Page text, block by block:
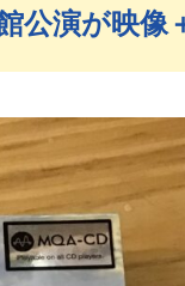
公演が映像